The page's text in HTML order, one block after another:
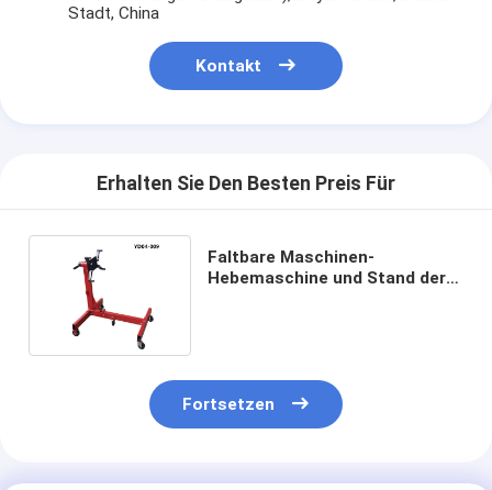
Stadt, China
Kontakt
Erhalten Sie Den Besten Preis Für
Faltbare Maschinen-
Hebemaschine und Stand der
Fortsetzen